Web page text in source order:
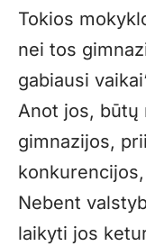
Tokios
nei tos
gabiausi
Anot jos, būtų
gimnazijos,
Nebent
laikyti jos